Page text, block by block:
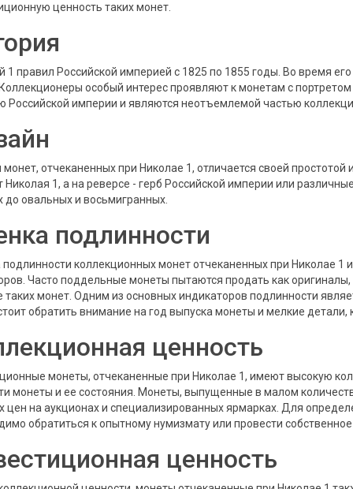
ценность таких монет.
1 правил Российской империей с 1825 по 1855 годы. Во время
особый интерес проявляют к монетам с
Российской империи и являются неотъемлемой частью
отчеканенных при Николае 1, отличается своей
Николая 1, а на реверсе - герб Российской империи или
до овальных и восьмигранных.
подлинности
коллекционных монет отчеканенных при Николае 1
Часто поддельные монеты пытаются продать как
таких монет. Одним из основных индикаторов подлинности
обратить внимание на год выпуска монеты и мелкие детали,
ценность
монеты, отчеканенные при Николае 1, имеют высокую
монеты и ее состояния. Монеты, выпущенные в малом
цен на аукционах и специализированных ярмарках. Для
обратиться к опытному нумизмату или провести
ценность